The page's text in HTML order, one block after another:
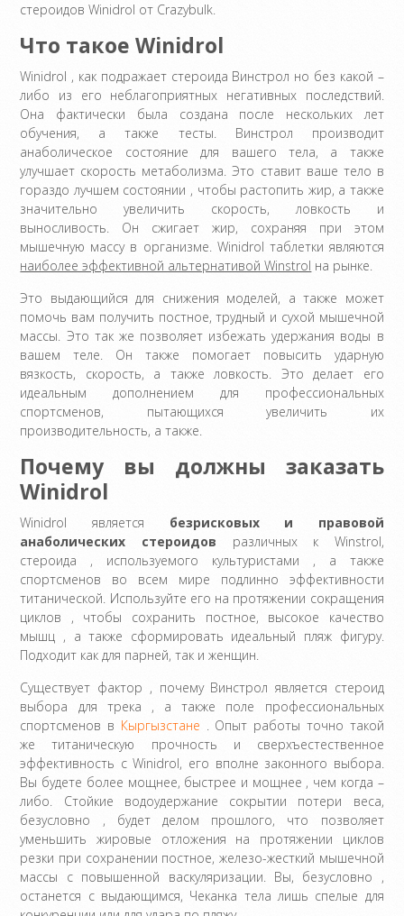
стероидов Winidrol от Crazybulk.
Что такое Winidrol
Winidrol , как подражает стероида Винстрол но без какой –
либо из его неблагоприятных негативных последствий.
Она фактически была создана после нескольких лет
обучения, а также тесты. Винстрол производит
анаболическое состояние для вашего тела, а также
улучшает скорость метаболизма. Это ставит ваше тело в
гораздо лучшем состоянии , чтобы растопить жир, а также
значительно увеличить скорость, ловкость и
выносливость. Он сжигает жир, сохраняя при этом
мышечную массу в организме. Winidrol таблетки являются
наиболее эффективной альтернативой Winstrol на рынке.
Это выдающийся для снижения моделей, а также может
помочь вам получить постное, трудный и сухой мышечной
массы. Это так же позволяет избежать удержания воды в
вашем теле. Он также помогает повысить ударную
вязкость, скорость, а также ловкость. Это делает его
идеальным дополнением для профессиональных
спортсменов, пытающихся увеличить их
производительность, а также.
Почему вы должны заказать
Winidrol
Winidrol является безрисковых и правовой
анаболических стероидов различных к Winstrol,
стероида , используемого культуристами , а также
спортсменов во всем мире подлинно эффективности
титанической. Используйте его на протяжении сокращения
циклов , чтобы сохранить постное, высокое качество
мышц , а также сформировать идеальный пляж фигуру.
Подходит как для парней, так и женщин.
Существует фактор , почему Винстрол является стероид
выбора для трека , а также поле профессиональных
спортсменов в Кыргызстане . Опыт работы точно такой
же титаническую прочность и сверхъестественное
эффективность с Winidrol, его вполне законного выбора.
Вы будете более мощнее, быстрее и мощнее , чем когда –
либо. Стойкие водоудержание сокрытии потери веса,
безусловно , будет делом прошлого, что позволяет
уменьшить жировые отложения на протяжении циклов
резки при сохранении постное, железо-жесткий мышечной
массы с повышенной васкуляризации. Вы, безусловно ,
останется с выдающимся, Чеканка тела лишь спелые для